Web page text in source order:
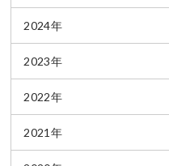
2024年
2023年
2022年
2021年